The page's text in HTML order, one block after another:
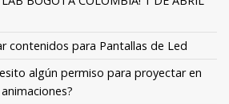
contenidos para Pantallas de Led
algún permiso para proyectar en